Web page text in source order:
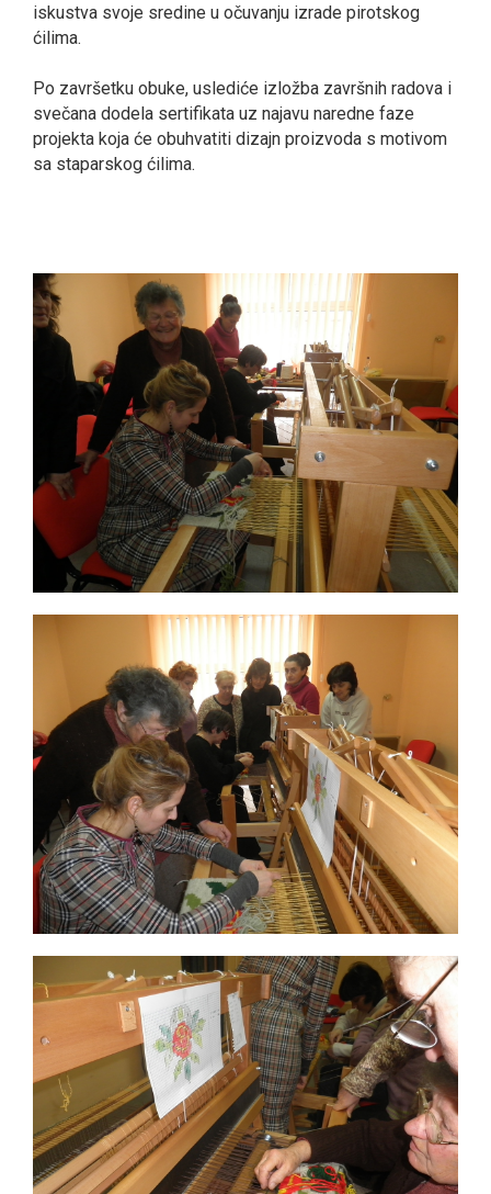
iskustva svoje sredine u očuvanju izrade pirotskog
ćilima.
Po završetku obuke, uslediće izložba završnih radova i
svečana dodela sertifikata uz najavu naredne faze
projekta koja će obuhvatiti dizajn proizvoda s motivom
sa staparskog ćilima.